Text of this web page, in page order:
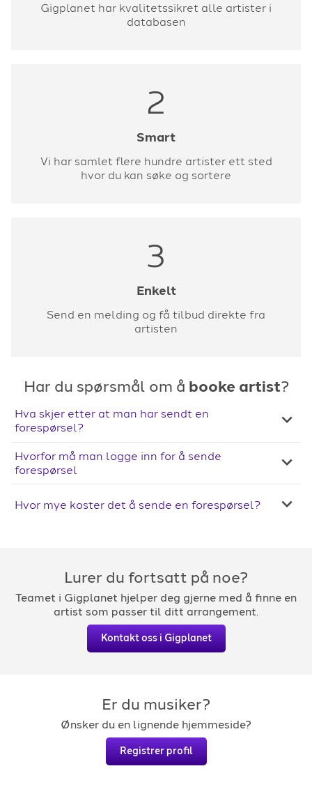
Gigplanet har kvalitetssikret alle artister i
databasen
2
Smart
Vi har samlet flere hundre artister ett sted
hvor du kan søke og sortere
3
Enkelt
Send en melding og få tilbud direkte fra
artisten
Har du spørsmål om å booke artist?
Hva skjer etter at man har sendt en
forespørsel?
Hvorfor må man logge inn for å sende
forespørsel
Hvor mye koster det å sende en forespørsel?
Lurer du fortsatt på noe?
Teamet i Gigplanet hjelper deg gjerne med å finne en
artist som passer til ditt arrangement.
Kontakt oss i Gigplanet
Er du musiker?
Ønsker du en lignende hjemmeside?
Registrer profil